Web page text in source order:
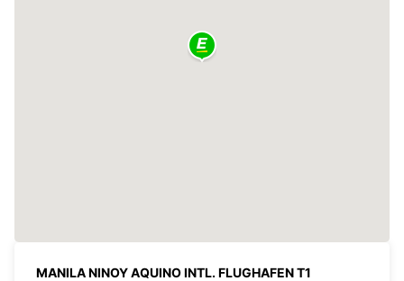
MANILA NINOY AQUINO INTL. FLUGHAFEN T1